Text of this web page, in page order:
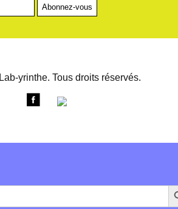
Lab-yrinthe. Tous droits réservés.